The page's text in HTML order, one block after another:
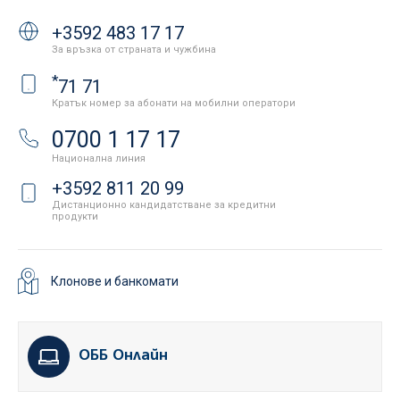
+3592 483 17 17
За връзка от страната и чужбина
*71 71
Кратък номер за абонати на мобилни оператори
0700 1 17 17
Национална линия
+3592 811 20 99
Дистанционно кандидатстване за кредитни
продукти
Клонове и банкомати
ОББ Онлайн